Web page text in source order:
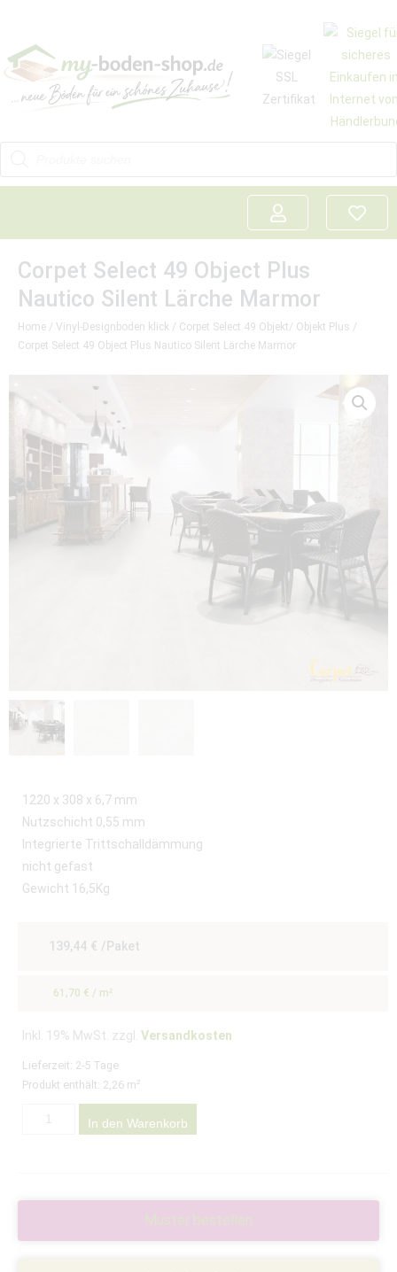
Corpet Select 49 Object Plus
Nautico Silent Lärche Marmor
Home / Vinyl-Designboden klick / Corpet Select 49 Objekt/ Objekt Plus /
Corpet Select 49 Object Plus Nautico Silent Lärche Marmor
1220 x 308 x 6,7 mm
Nutzschicht 0,55 mm
Integrierte Trittschalldämmung
nicht gefast
Gewicht 16,5Kg
139,44 € /Paket
61,70 € / m²
Inkl. 19% MwSt. zzgl. Versandkosten
Lieferzeit: 2-5 Tage
Produkt enthält: 2,26 m²
In den Warenkorb